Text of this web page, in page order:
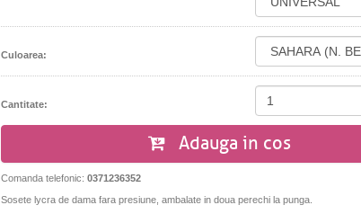
Culoarea:
Cantitate:
Adauga in cos
Comanda telefonic: 0371236352
Sosete lycra de dama fara presiune, ambalate in doua perechi la punga.